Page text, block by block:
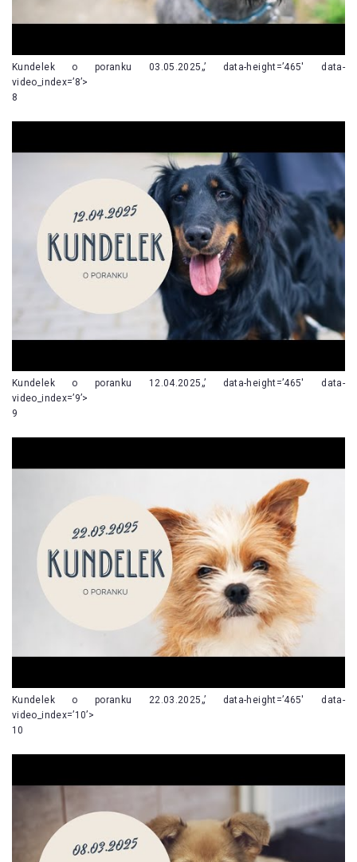
Kundelek o poranku 03.05.2025„’ data-height=’465′ data-
video_index=’8’>
8
Kundelek o poranku 12.04.2025„’ data-height=’465′ data-
video_index=’9’>
9
Kundelek o poranku 22.03.2025„’ data-height=’465′ data-
video_index=’10’>
10